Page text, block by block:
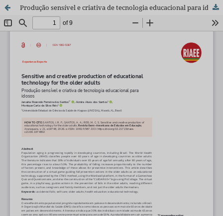
Produção sensível e criativa de tecnologia educacional para idosos